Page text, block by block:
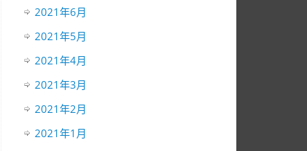
2021年6月
2021年5月
2021年4月
2021年3月
2021年2月
2021年1月